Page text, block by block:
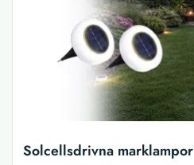
Solcellsdrivna marklampor